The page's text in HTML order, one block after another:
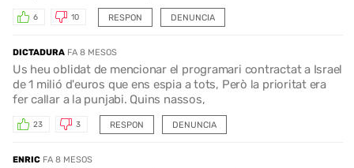
RESPON
6 10 DENUNCIA
DICTADURA FA 8 MESOS
Us heu oblidat de mencionar el programari contractat a Israel
de 1 milió d'euros que ens espia a tots, Però la prioritat era
fer callar a la punjabi. Quins nassos,
RESPON
23 3 DENUNCIA
ENRIC FA 8 MESOS